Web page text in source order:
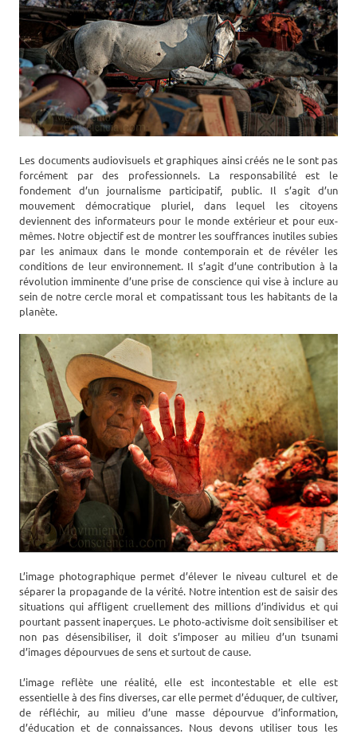
Les documents audiovisuels et graphiques ainsi créés ne le sont pas
forcément par des professionnels. La responsabilité est le
fondement d’un journalisme participatif, public. Il s’agit d’un
mouvement démocratique pluriel, dans lequel les citoyens
deviennent des informateurs pour le monde extérieur et pour eux-
mêmes. Notre objectif est de montrer les souffrances inutiles subies
par les animaux dans le monde contemporain et de révéler les
conditions de leur environnement. Il s’agit d’une contribution à la
révolution imminente d’une prise de conscience qui vise à inclure au
sein de notre cercle moral et compatissant tous les habitants de la
planète.
L’image photographique permet d’élever le niveau culturel et de
séparer la propagande de la vérité. Notre intention est de saisir des
situations qui affligent cruellement des millions d’individus et qui
pourtant passent inaperçues. Le photo-activisme doit sensibiliser et
non pas désensibiliser, il doit s’imposer au milieu d’un tsunami
d’images dépourvues de sens et surtout de cause.
L’image reflète une réalité, elle est incontestable et elle est
essentielle à des fins diverses, car elle permet d’éduquer, de cultiver,
de réfléchir, au milieu d’une masse dépourvue d’information,
d’éducation et de connaissances. Nous devons utiliser tous les